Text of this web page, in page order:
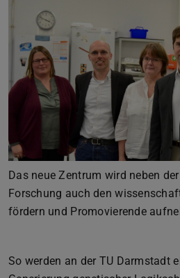
Das neue Zentrum wird neben
Forschung auch den
fördern und Promovierende
So werden an der TU Darmstadt